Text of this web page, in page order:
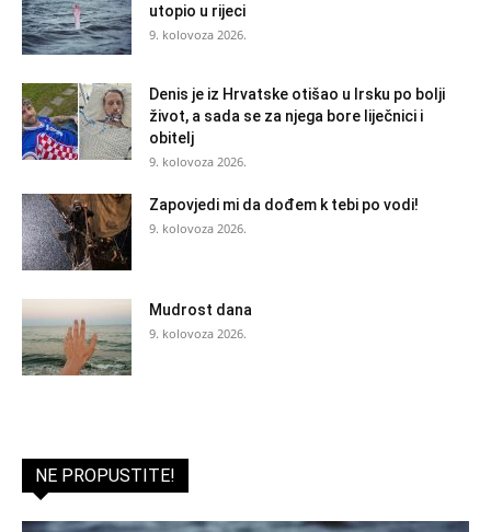
utopio u rijeci
9. kolovoza 2026.
Denis je iz Hrvatske otišao u Irsku po bolji
život, a sada se za njega bore liječnici i
obitelj
9. kolovoza 2026.
Zapovjedi mi da dođem k tebi po vodi!
9. kolovoza 2026.
Mudrost dana
9. kolovoza 2026.
NE PROPUSTITE!